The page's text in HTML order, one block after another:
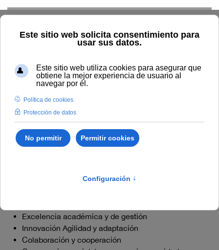
Valores de la UNIA
Los valoresson los ideales y principios colectivos que
asociadas a la misión y visión, conformando la cultura de
la institución. Responden a las preguntas ¿en qué
Excelencia académica y de gestión
Innovación Agilidad y adaptación
Colaboración y cooperación